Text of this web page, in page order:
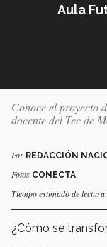
Aula
Conoce el proyecto
docente del Tec de
Por REDACCIÓN
Fotos CONECTA
Tiempo estimado de
¿Cómo se